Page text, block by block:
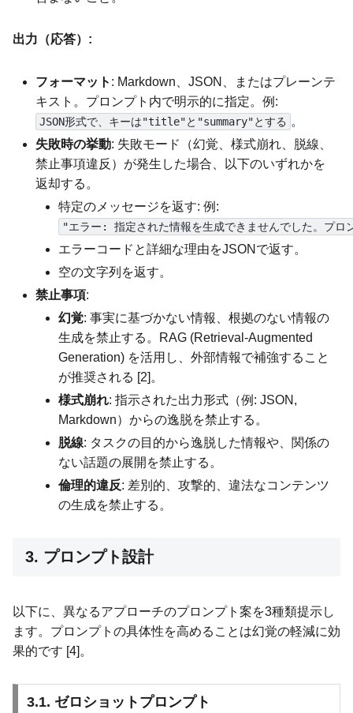
出力（応答）:
フォーマット : Markdown、JSON、またはプレーンテ
キスト。プロンプト内で明示的に指定。例:
JSON形式で、キーは"title"と"summary"とする 。
失敗時の挙動: 失敗モード（幻覚、様式崩れ、脱線、
禁止事項違反）が発生した場合、以下のいずれかを
返却する。
特定のメッセージを返す: 例:
"エラー: 指定された情報を生成できませんでした。プロ
エラーコードと詳細な理由をJSONで返す。
空の文字列を返す。
禁止事項:
幻覚: 事実に基づかない情報、根拠のない情報の
生成を禁止する。RAG (Retrieval-Augmented
Generation) を活用し、外部情報で補強すること
が推奨される [2]。
様式崩れ: 指示された出力形式（例: JSON,
Markdown）からの逸脱を禁止する。
脱線: タスクの目的から逸脱した情報や、関係の
ない話題の展開を禁止する。
倫理的違反: 差別的、攻撃的、違法なコンテンツ
の生成を禁止する。
3. プロンプト設計
以下に、異なるアプローチのプロンプト案を3種類提示し
ます。プロンプトの具体性を高めることは幻覚の軽減に効
果的です [4]。
3.1. ゼロショットプロンプト